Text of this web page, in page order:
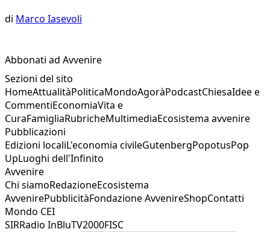
di Marco Iasevoli
Abbonati ad Avvenire
Sezioni del sito
HomeAttualitàPoliticaMondoAgoràPodcastChiesaIdee e
CommentiEconomiaVita e
CuraFamigliaRubricheMultimediaEcosistema avvenire
Pubblicazioni
Edizioni localiL'economia civileGutenbergPopotusPop
UpLuoghi dell'Infinito
Avvenire
Chi siamoRedazioneEcosistema
AvvenirePubblicitàFondazione AvvenireShopContatti
Mondo CEI
SIRRadio InBluTV2000FISC